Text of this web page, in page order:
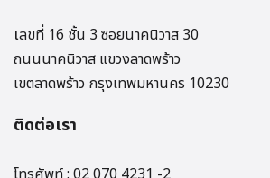
เลขที่ 16 ชั้น 3 ซอยนาคนิวาส 30
ถนนนาคนิวาส แขวงลาดพร้าว
เขตลาดพร้าว กรุงเทพมหานคร 10230
ติดต่อเรา